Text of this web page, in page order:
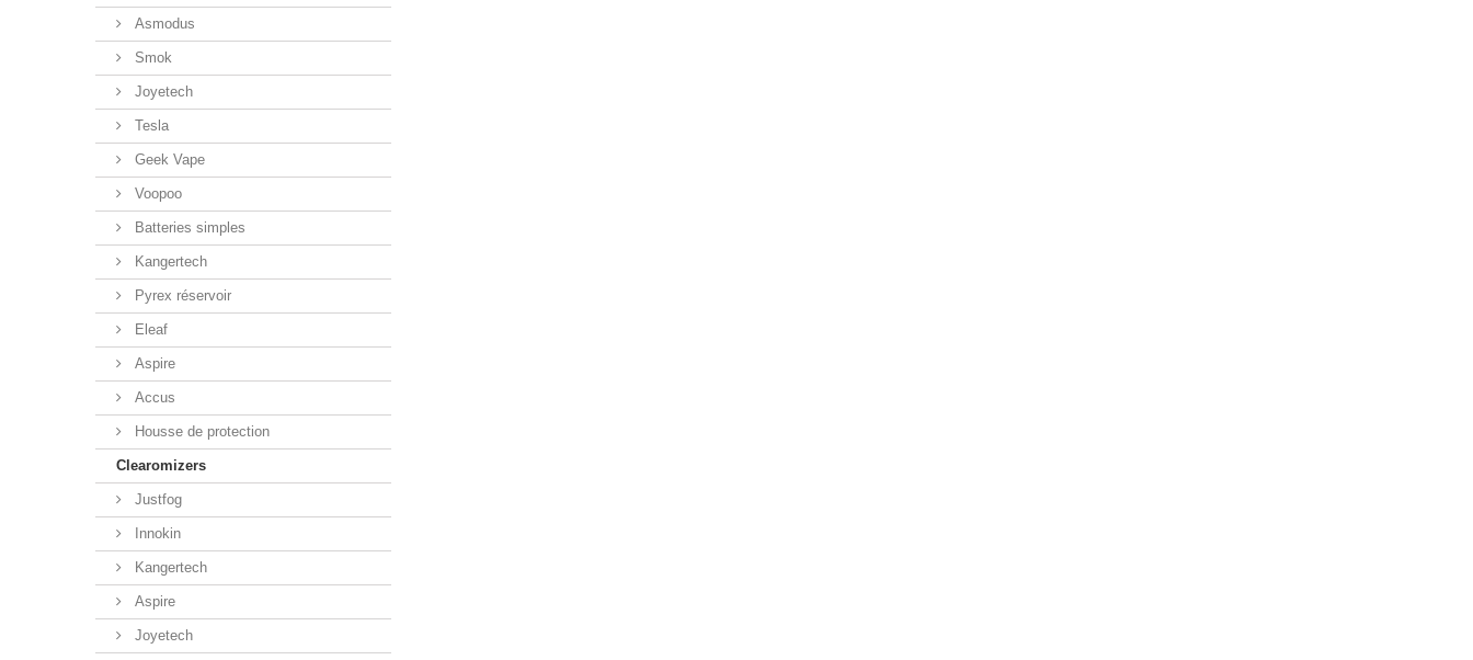
Asmodus
Smok
Joyetech
Tesla
Geek Vape
Voopoo
Batteries simples
Kangertech
Pyrex réservoir
Eleaf
Aspire
Accus
Housse de protection
Clearomizers
Justfog
Innokin
Kangertech
Aspire
Joyetech